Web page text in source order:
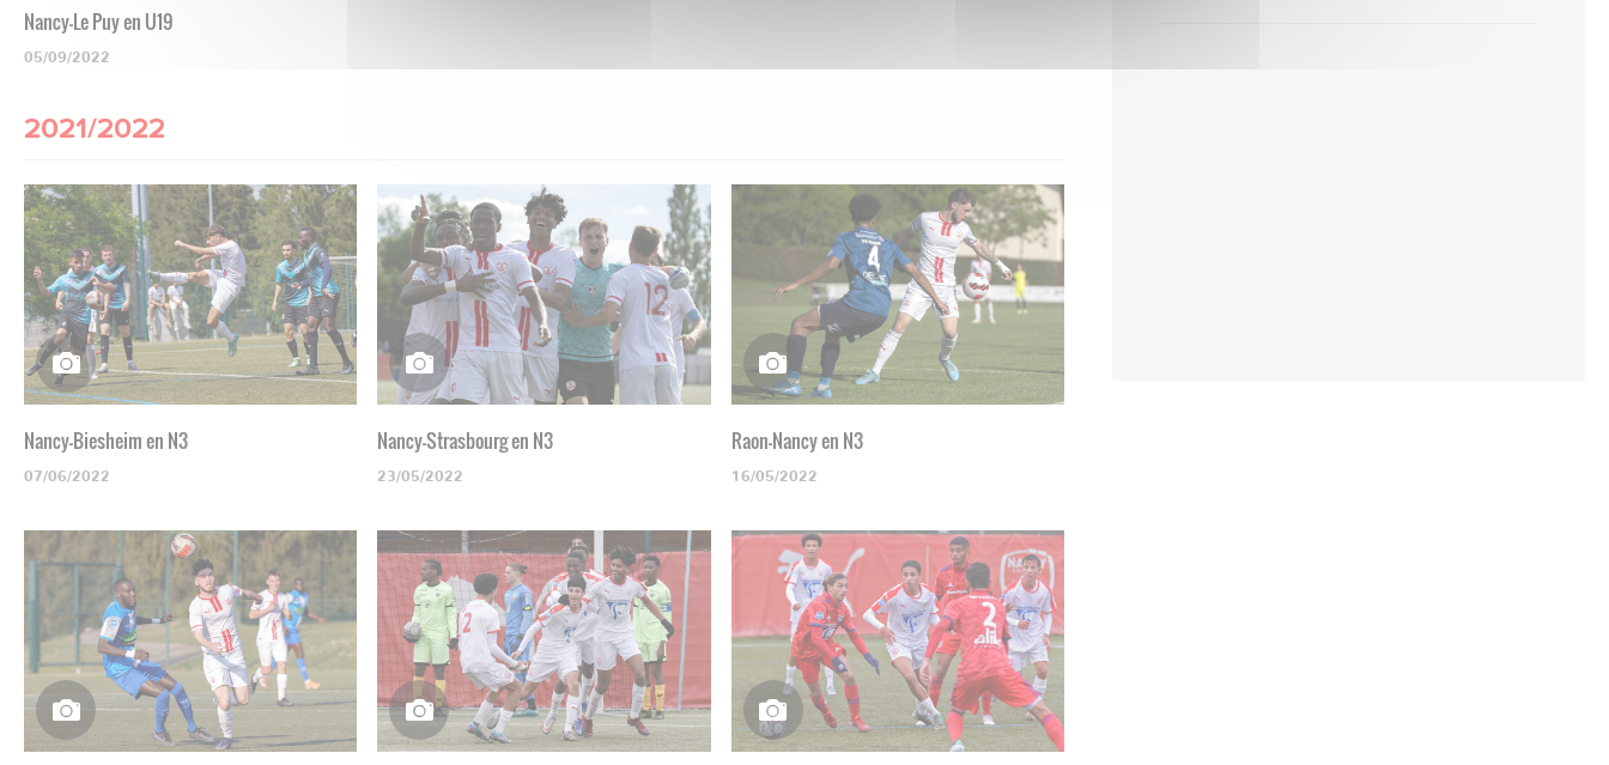
Nancy-Le Puy en U19
05/09/2022
2021/2022
Nancy-Biesheim en N3
07/06/2022
Nancy-Strasbourg en N3
23/05/2022
Raon-Nancy en N3
16/05/2022